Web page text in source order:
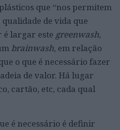
que “nos permitem
de vida que
é largar este greenwash,
brainwash, em relação
o que é necessário fazer
de valor. Há lugar
cartão, etc, cada qual
é necessário é definir